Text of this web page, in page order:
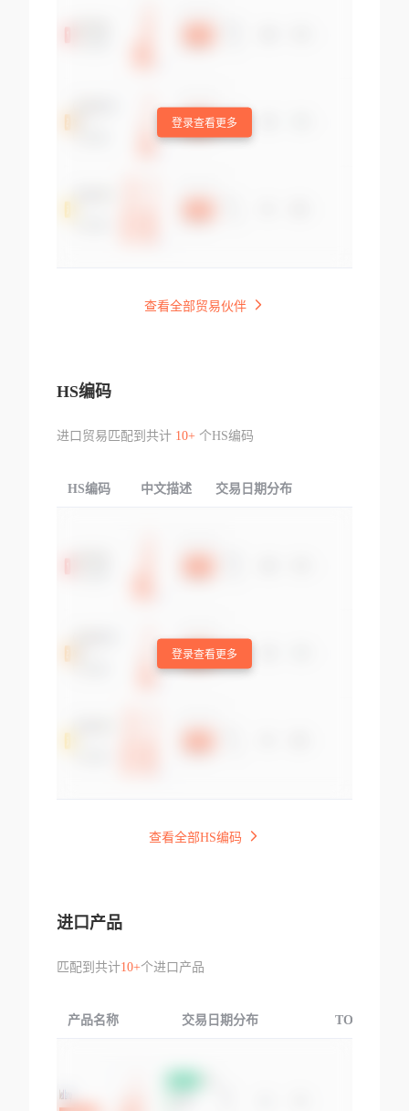
登录查看更多
查看全部贸易伙伴
HS编码
进口贸易匹配到共计 10+个HS编码
HS编码 中文描述 交易日期分布
登录查看更多
查看全部HS编码
进口产品
匹配到共计10+个进口产品
产品名称 交易日期分布 TOP3交易国